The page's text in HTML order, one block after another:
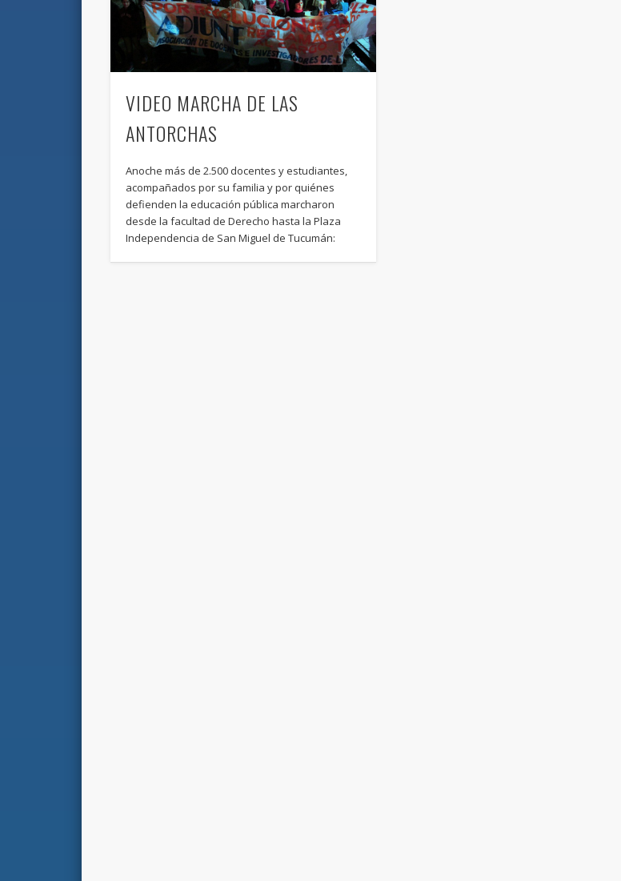
VIDEO MARCHA DE LAS
ANTORCHAS
Anoche más de 2.500 docentes y estudiantes,
acompañados por su familia y por quiénes
defienden la educación pública marcharon
desde la facultad de Derecho hasta la Plaza
Independencia de San Miguel de Tucumán: